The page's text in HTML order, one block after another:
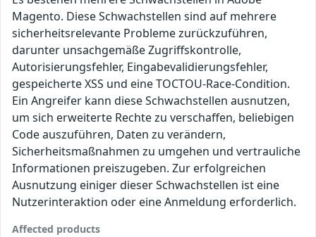
Magento. Diese Schwachstellen sind auf mehrere
sicherheitsrelevante Probleme zurückzuführen,
darunter unsachgemäße Zugriffskontrolle,
Autorisierungsfehler, Eingabevalidierungsfehler,
gespeicherte XSS und eine TOCTOU-Race-Condition.
Ein Angreifer kann diese Schwachstellen ausnutzen,
um sich erweiterte Rechte zu verschaffen, beliebigen
Code auszuführen, Daten zu verändern,
Sicherheitsmaßnahmen zu umgehen und vertrauliche
Informationen preiszugeben. Zur erfolgreichen
Ausnutzung einiger dieser Schwachstellen ist eine
Nutzerinteraktion oder eine Anmeldung erforderlich.
Affected products